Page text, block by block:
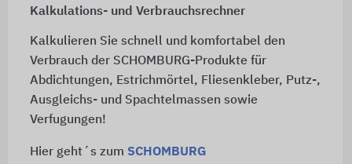
Kalkulations- und Verbrauchsrechner
Kalkulieren Sie schnell und komfortabel den
Verbrauch der SCHOMBURG-Produkte für
Abdichtungen, Estrichmörtel, Fliesenkleber, Putz-,
Ausgleichs- und Spachtelmassen sowie
Verfugungen!
Hier geht´s zum SCHOMBURG